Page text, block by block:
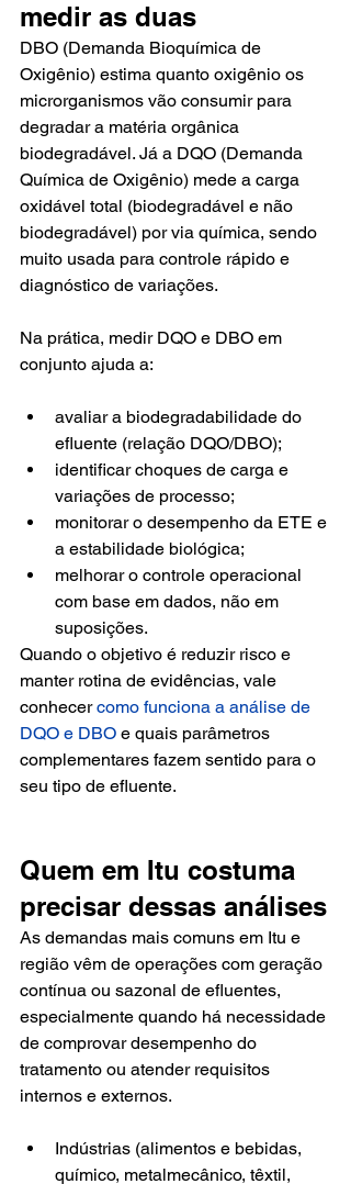
medir as duas
DBO (Demanda Bioquímica de
Oxigênio) estima quanto oxigênio os
microrganismos vão consumir para
degradar a matéria orgânica
biodegradável. Já a DQO (Demanda
Química de Oxigênio) mede a carga
oxidável total (biodegradável e não
biodegradável) por via química, sendo
muito usada para controle rápido e
diagnóstico de variações.
Na prática, medir DQO e DBO em
conjunto ajuda a:
avaliar a biodegradabilidade do
efluente (relação DQO/DBO);
identificar choques de carga e
variações de processo;
monitorar o desempenho da ETE e
a estabilidade biológica;
melhorar o controle operacional
com base em dados, não em
suposições.
Quando o objetivo é reduzir risco e
manter rotina de evidências, vale
conhecer como funciona a análise de
DQO e DBO e quais parâmetros
complementares fazem sentido para o
seu tipo de efluente.
Quem em Itu costuma
precisar dessas análises
As demandas mais comuns em Itu e
região vêm de operações com geração
contínua ou sazonal de efluentes,
especialmente quando há necessidade
de comprovar desempenho do
tratamento ou atender requisitos
internos e externos.
Indústrias (alimentos e bebidas,
químico, metalmecânico, têxtil,